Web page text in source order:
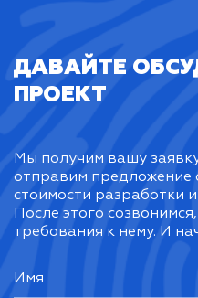
ДАВАЙТЕ
ПРОЕКТ
Мы получим вашу
отправим предложение
стоимости разработки
После этого
требования к нему. И